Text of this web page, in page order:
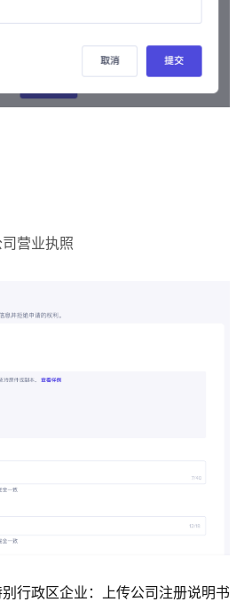
营业执照
行政区企业：上传公司注册说明书